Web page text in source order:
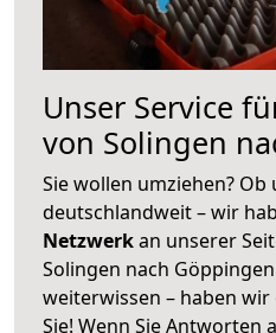
Unser Service
von Solingen
Sie wollen umziehen? Ob
deutschlandweit – wir
Netzwerkan unserer
Solingen nach
weiterwissen – haben
Sie! Wenn Sie Antworten